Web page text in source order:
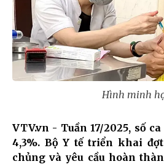
Hình minh
VTV.vn - Tuần 17/2025, số
4,3%. Bộ Y tế triển khai
chủng và yêu cầu hoàn